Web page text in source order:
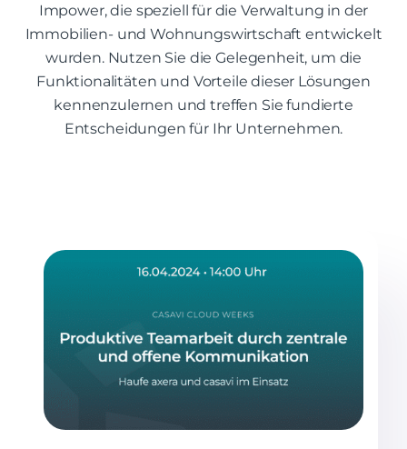
Impower, die speziell für die Verwaltung in der
Immobilien- und Wohnungswirtschaft entwickelt
wurden. Nutzen Sie die Gelegenheit, um die
Funktionalitäten und Vorteile dieser Lösungen
kennenzulernen und treffen Sie fundierte
Entscheidungen für Ihr Unternehmen.